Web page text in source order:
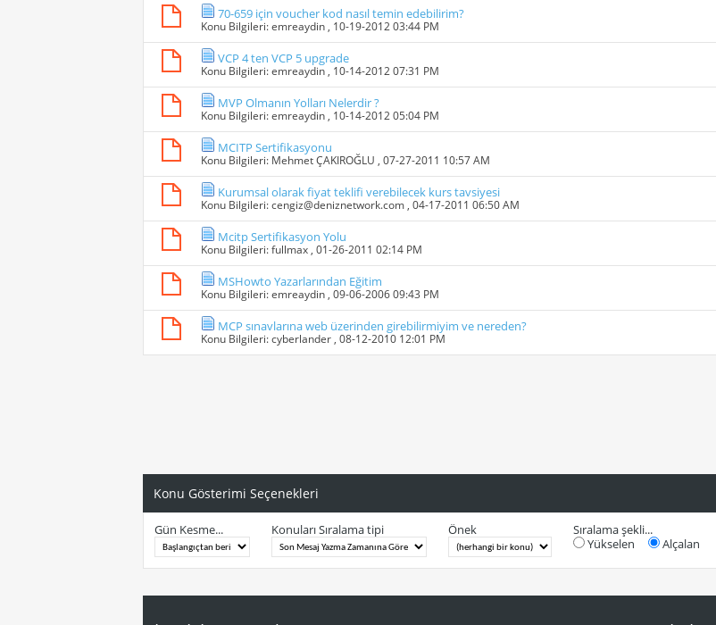
70-659 için voucher kod nasıl temin edebilirim?
Konu Bilgileri:emreaydin , 10-19-2012 03:44 PM
VCP 4 ten VCP 5 upgrade
Konu Bilgileri:emreaydin , 10-14-2012 07:31 PM
MVP Olmanın Yolları Nelerdir ?
Konu Bilgileri:emreaydin , 10-14-2012 05:04 PM
MCITP Sertifikasyonu
Konu Bilgileri: Mehmet ÇAKIROĞLU , 07-27-2011 10:57 AM
Kurumsal olarak fiyat teklifi verebilecek kurs tavsiyesi
Konu Bilgileri:cengiz@deniznetwork.com , 04-17-2011 06:50 AM
Mcitp Sertifikasyon Yolu
Konu Bilgileri:fullmax , 01-26-2011 02:14 PM
MSHowto Yazarlarından Eğitim
Konu Bilgileri:emreaydin , 09-06-2006 09:43 PM
MCP sınavlarına web üzerinden girebilirmiyim ve nereden?
Konu Bilgileri:cyberlander , 08-12-2010 12:01 PM
Konu Gösterimi Seçenekleri
Gün Kesme... Konuları Sıralama tipi Önek
Sıralama şekli...
Yükselen
Alçalan